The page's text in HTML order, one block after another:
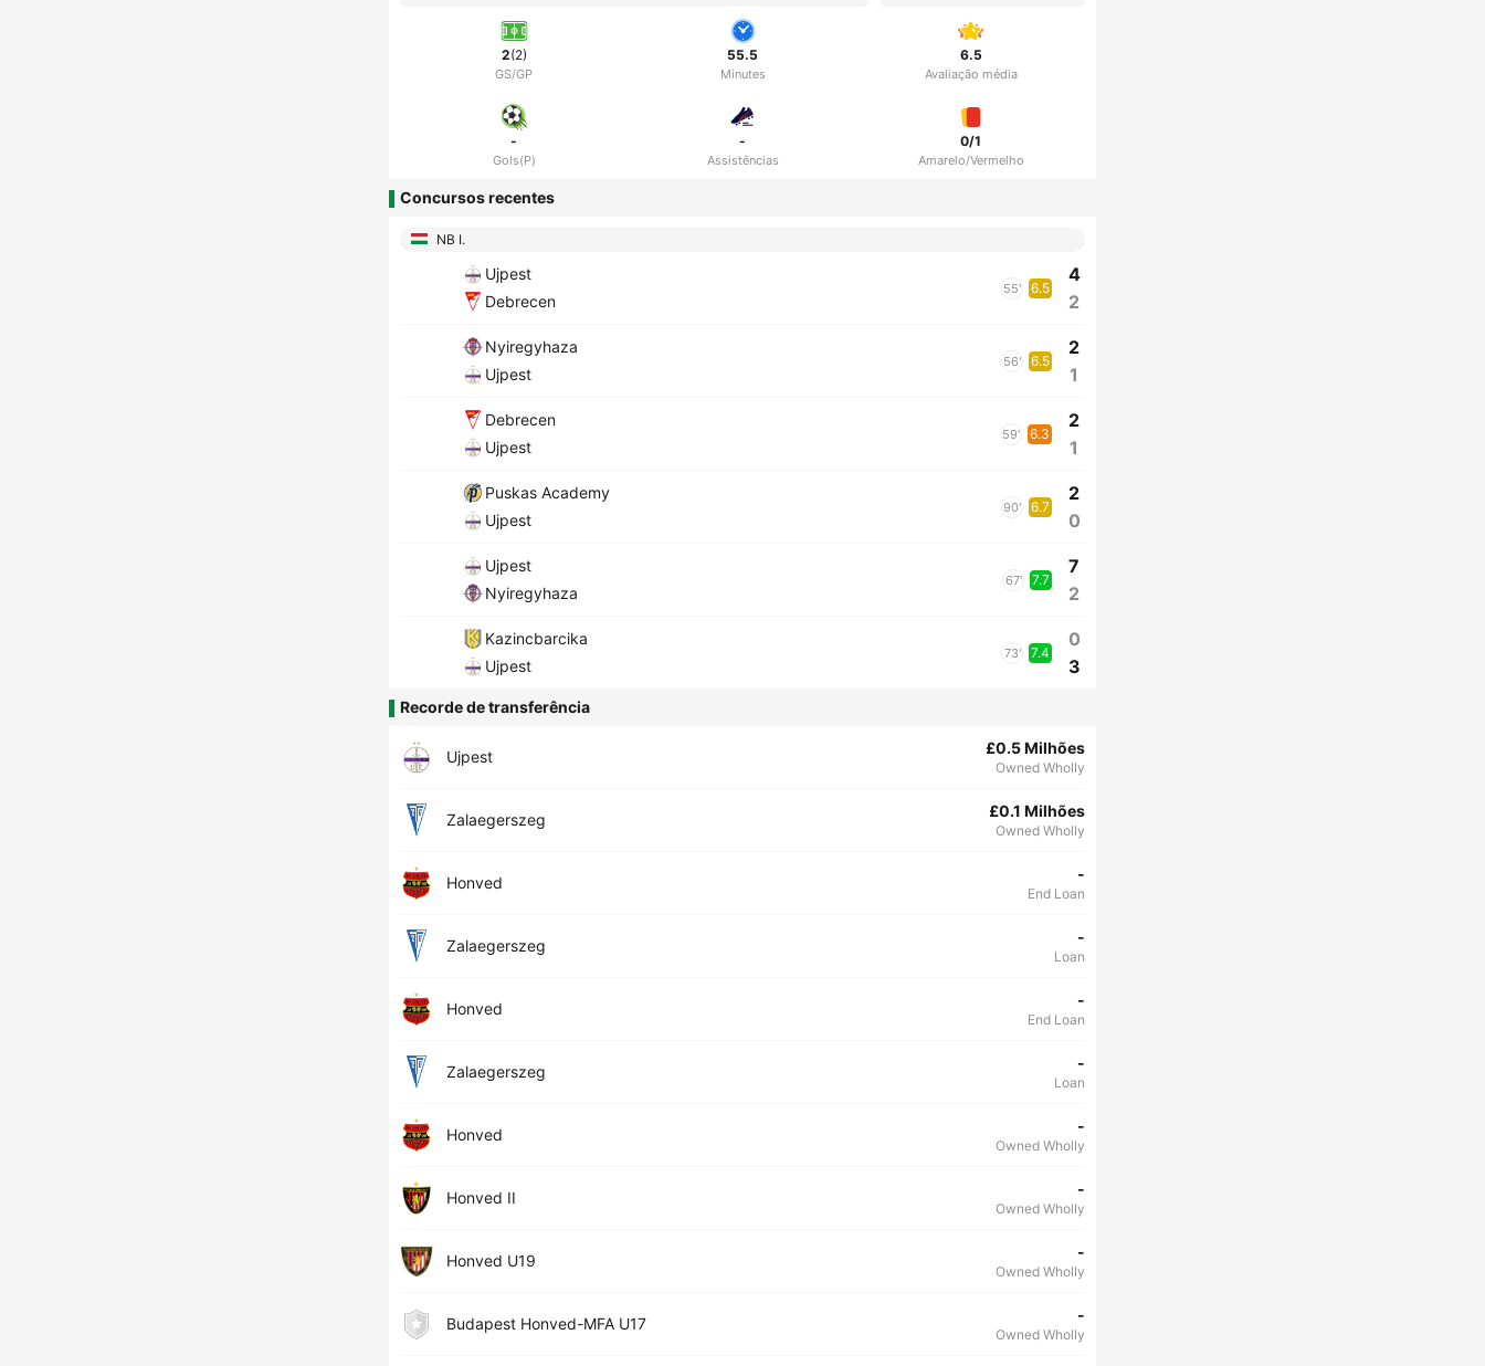
2(2)
GS/GP
55.5
Minutes
6.5
Avaliação média
-
Gols(P)
-
Assistências
0/1
Amarelo/Vermelho
Concursos recentes
NB I.
Ujpest
Debrecen
55' 6.5
4
2
Nyiregyhaza
Ujpest
56' 6.5
2
1
Debrecen
Ujpest
59' 6.3
2
1
Puskas Academy
Ujpest
90' 6.7
2
0
Ujpest
Nyiregyhaza
67' 7.7
7
2
Kazincbarcika
Ujpest
73' 7.4
0
3
Recorde de transferência
Ujpest £0.5 Milhões
Owned Wholly
Zalaegerszeg £0.1 Milhões
Owned Wholly
Honved -
End Loan
Zalaegerszeg -
Loan
Honved -
End Loan
Zalaegerszeg -
Loan
Honved -
Owned Wholly
Honved II -
Owned Wholly
Honved U19 -
Owned Wholly
Budapest Honved-MFA U17 -
Owned Wholly